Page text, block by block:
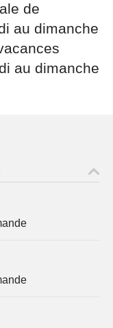
de
au dimanche
au dimanche